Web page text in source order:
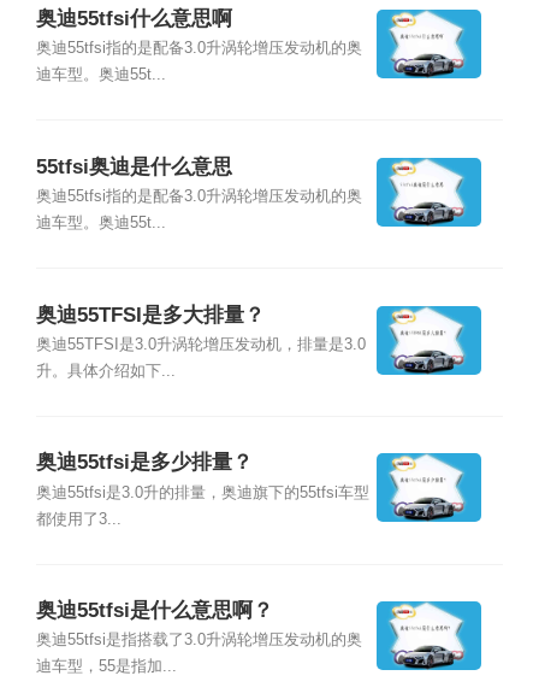
奥迪55tfsi什么意思啊
奥迪55tfsi指的是配备3.0升涡轮增压发动机的奥
迪车型。奥迪55t...
55tfsi奥迪是什么意思
奥迪55tfsi指的是配备3.0升涡轮增压发动机的奥
迪车型。奥迪55t...
奥迪55TFSI是多大排量？
奥迪55TFSI是3.0升涡轮增压发动机，排量是3.0
升。具体介绍如下...
奥迪55tfsi是多少排量？
奥迪55tfsi是3.0升的排量，奥迪旗下的55tfsi车型
都使用了3...
奥迪55tfsi是什么意思啊？
奥迪55tfsi是指搭载了3.0升涡轮增压发动机的奥
迪车型，55是指加...